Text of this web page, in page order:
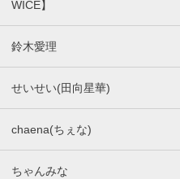
WICE】
鈴木愛理
せいせい(田向星華)
chaena(ちぇな)
ちゃんみな